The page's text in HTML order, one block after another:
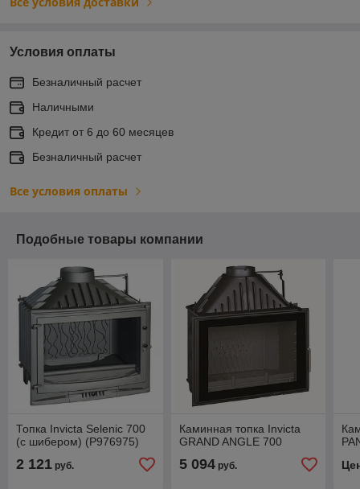
Условия оплаты
Безналичный расчет
Наличными
Кредит от 6 до 60 месяцев
Безналичный расчет
Все условия оплаты
Подобные товары компании
Топка Invicta Selenic 700
(с шибером) (P976975)
2 121 руб.
Каминная топка Invicta
GRAND ANGLE 700
5 094руб.